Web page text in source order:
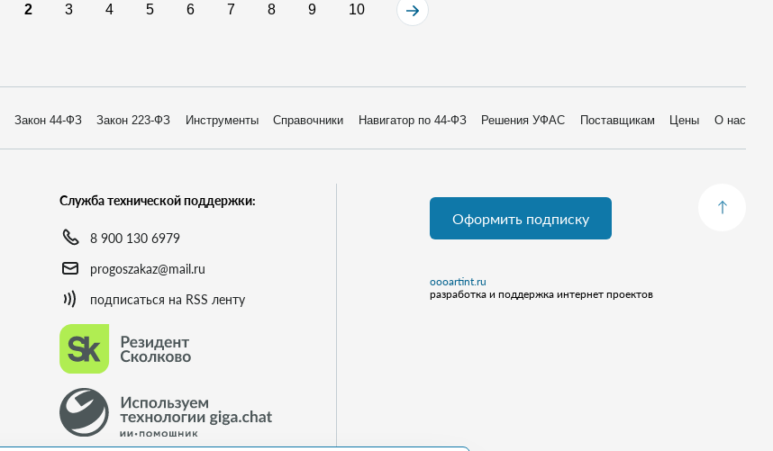
2 3 4 5 6 7 8 9 10
Закон 44-ФЗ Закон 223-ФЗ Инструменты Справочники Навигатор по 44-ФЗ Решения УФАС Поставщикам Цены О нас
Служба технической поддержки:
8 900 130 6979
progoszakaz@mail.ru
подписаться на RSS ленту
Оформить подписку
oooartint.ru
разработка и поддержка интернет проектов